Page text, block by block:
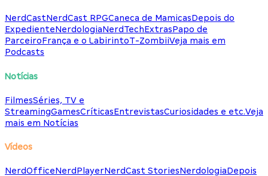
NerdCastNerdCast RPGCaneca de MamicasDepois do
ExpedienteNerdologiaNerdTechExtrasPapo de
ParceiroFrança e o LabirintoT-ZombiiVeja mais em
Podcasts
Notícias
FilmesSéries, TV e
StreamingGamesCríticasEntrevistasCuriosidades e etc.Veja
mais em Notícias
Vídeos
NerdOfficeNerdPlayerNerdCast StoriesNerdologiaDepois